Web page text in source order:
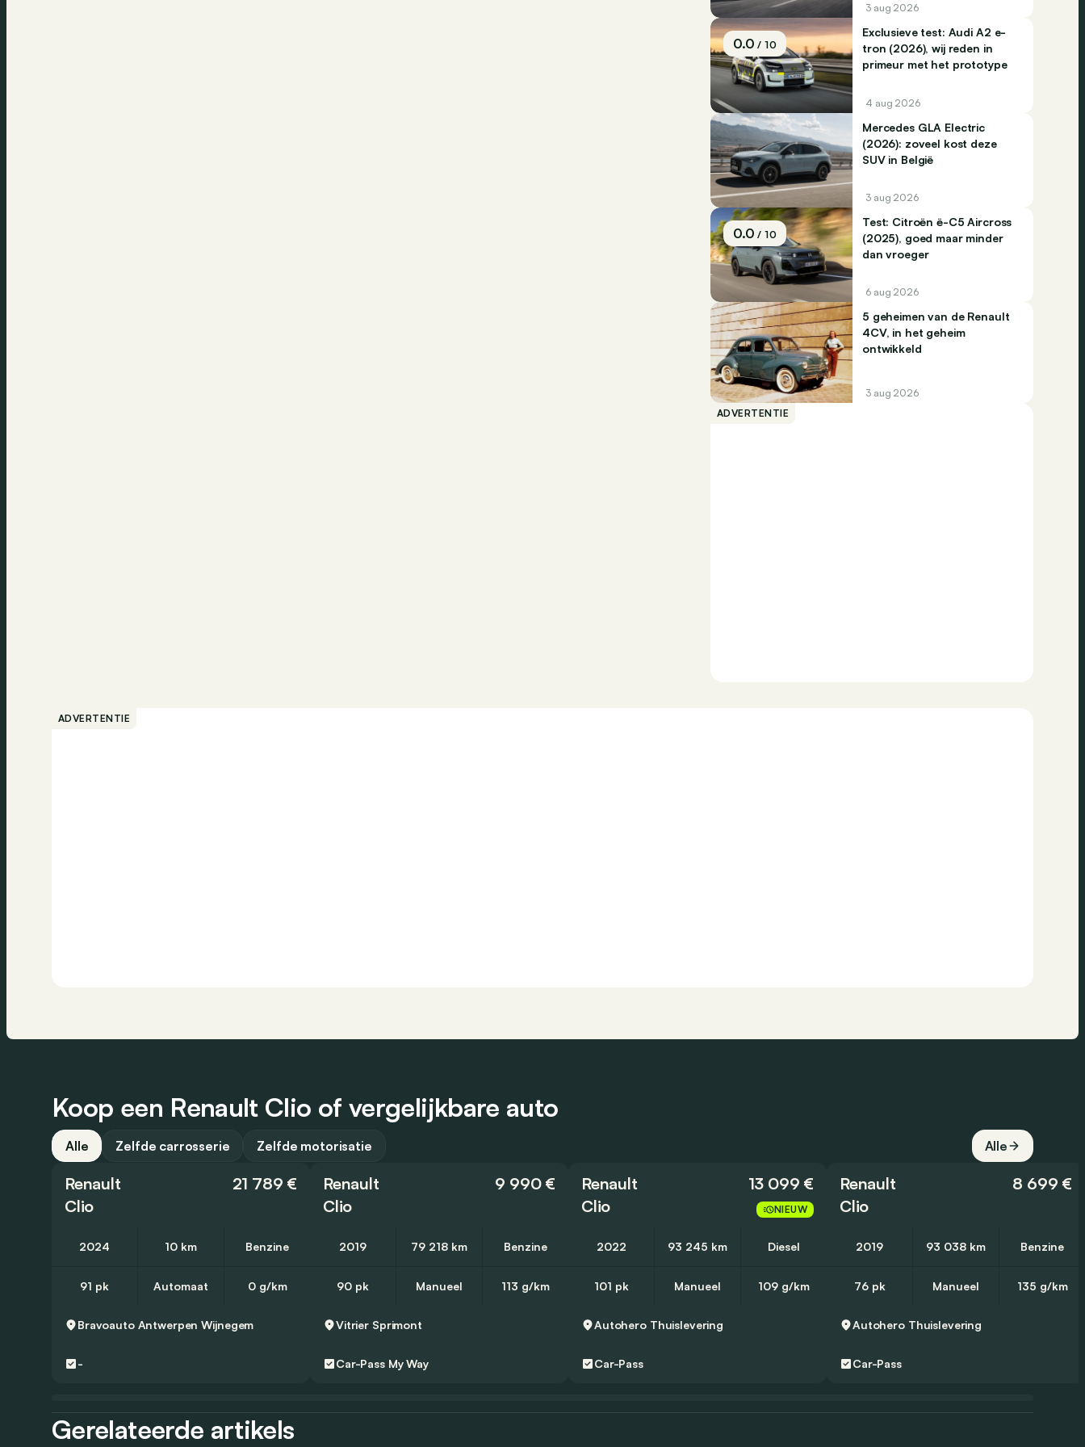
3 aug 2026
0.0/ 10
Exclusieve test: Audi A2 e-
tron (2026), wij reden in
primeur met het prototype
4 aug 2026
Mercedes GLA Electric
(2026): zoveel kost deze
SUV in België
3 aug 2026
0.0/ 10
Test: Citroën ë-C5 Aircross
(2025), goed maar minder
dan vroeger
6 aug 2026
5 geheimen van de Renault
4CV, in het geheim
ontwikkeld
3 aug 2026
ADVERTENTIE
ADVERTENTIE
Koop een Renault Clio of vergelijkbare auto
Alle Zelfde carrosserie Zelfde motorisatie Alle
Renault
Clio
21 789 €
2024 10 km Benzine
91 pk Automaat 0 g/km
Bravoauto Antwerpen Wijnegem
-
Renault
Clio
9 990 €
2019 79 218 km Benzine
90 pk Manueel 113 g/km
Vitrier Sprimont
Car-Pass My Way
Renault
Clio
13 099 €
NIEUW
2022 93 245 km Diesel
101 pk Manueel 109 g/km
Autohero Thuislevering
Car-Pass
Renault
Clio
8 699 €
2019 93 038 km Benzine
76 pk Manueel 135 g/km
Autohero Thuislevering
Car-Pass
Gerelateerde artikels